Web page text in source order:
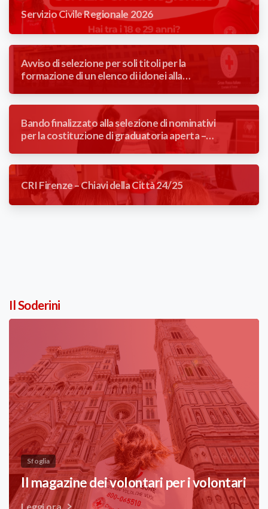
Servizio Civile Regionale 2026
Avviso di selezione per soli titoli per la
formazione di un elenco di idonei alla
Bando finalizzato alla selezione di nominativi
per la costituzione di graduatoria aperta –
Addetta/o reception poliambulatorio
CRI Firenze – Chiavi della Città 24/25
Il Soderini
Sfoglia
Il magazine dei volontari per i volontari
Leggi ora